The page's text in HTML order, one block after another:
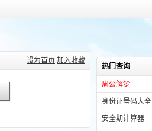
设为首页 加入收藏
热门查询
周公解梦
身份证号码大全
安全期计算器